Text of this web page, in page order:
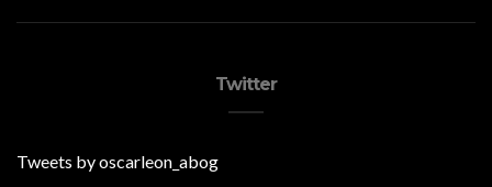
Twitter
Tweets by oscarleon_abog